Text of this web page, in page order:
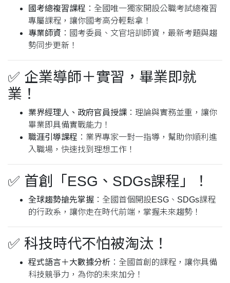
國考總複習課程 ：全國唯一獨家開設公職考試總複習
專屬課程，讓你國考高分輕鬆拿！
專業師資 ：國考委員、文官培訓師資，最新考題與趨
勢同步更新！
✅ 企業導師＋實習，畢業即就
業！
業界經理人、政府官員授課 ：理論與實務並重，讓你
畢業即具備實戰能力！
職涯引導課程 ：業界專家一對一指導，幫助你順利進
入職場，快速找到理想工作！
✅ 首創「ESG、SDGs課程」！
全球趨勢搶先掌握 ：全國首個開設ESG、SDGs課程
的行政系，讓你走在時代前端，掌握未來趨勢！
✅ 科技時代不怕被淘汰！
程式語言＋大數據分析 ：全國首創的課程，讓你具備
科技競爭力，為你的未來加分！